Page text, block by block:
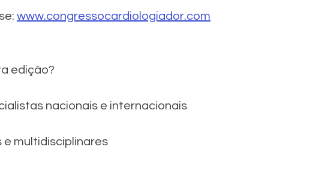
www.congressocardiologiador.com
edição?
nacionais e internacionais
e multidisciplinares